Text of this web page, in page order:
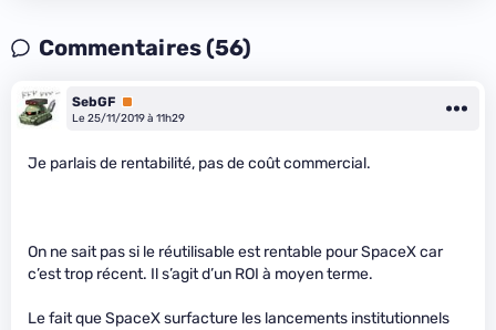
Commentaires (56)
SebGF Premium
Le 25/11/2019 à 11h29
Je parlais de rentabilité, pas de coût commercial.
On ne sait pas si le réutilisable est rentable pour SpaceX car
c’est trop récent. Il s’agit d’un ROI à moyen terme.
Le fait que SpaceX surfacture les lancements institutionnels